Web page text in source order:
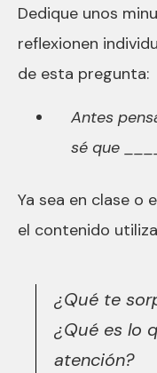
Dedique unos
reflexionen
de esta pregunta:
Antes
sé que
Ya sea en clase o
el contenido
¿Qué te
¿Qué es lo
atención?